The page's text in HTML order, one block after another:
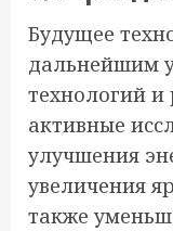
Будущее
дальнейшим
технологий и
активные
улучшения
увеличения
также